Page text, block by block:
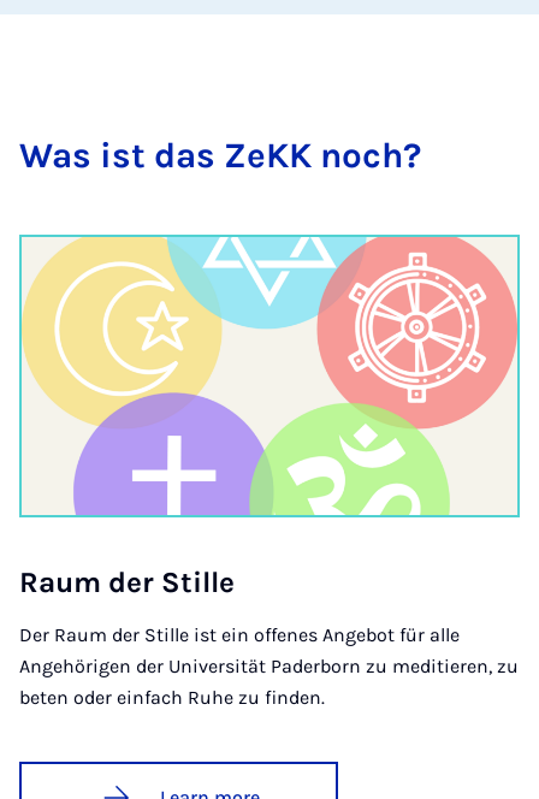
Was ist das ZeKK noch?
Raum der Stille
Der Raum der Stille ist ein offenes Angebot für alle
Angehörigen der Universität Paderborn zu meditieren, zu
beten oder einfach Ruhe zu finden.